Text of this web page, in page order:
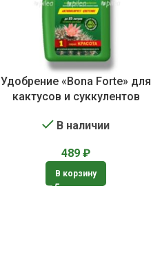
Удобрение «Bona Forte» для
кактусов и суккулентов
В наличии
489₽
В корзину